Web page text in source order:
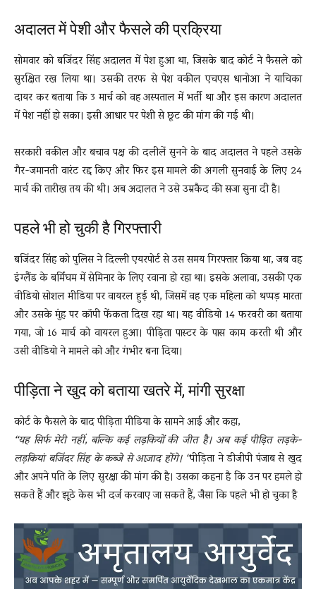
अदालत में पेशी और फैसले की प्रक्रिया
सोमवार को बजिंदर सिंह अदालत में पेश हुआ था, जिसके बाद कोर्ट ने फैसले को
सुरक्षित रख लिया था। उसकी तरफ से पेश वकील एचएस धानोआ ने याचिका
दायर कर बताया कि 3 मार्च को वह अस्पताल में भर्ती था और इस कारण अदालत
में पेश नहीं हो सका। इसी आधार पर पेशी से छूट की मांग की गई थी।
सरकारी वकील और बचाव पक्ष की दलीलें सुनने के बाद अदालत ने पहले उसके
गैर-जमानती वारंट रद्द किए और फिर इस मामले की अगली सुनवाई के लिए 24
मार्च की तारीख तय की थी। अब अदालत ने उसे उम्रकैद की सजा सुना दी है।
पहले भी हो चुकी है गिरफ्तारी
बजिंदर सिंह को पुलिस ने दिल्ली एयरपोर्ट से उस समय गिरफ्तार किया था, जब वह
इंग्लैंड के बर्मिंघम में सेमिनार के लिए रवाना हो रहा था। इसके अलावा, उसकी एक
वीडियो सोशल मीडिया पर वायरल हुई थी, जिसमें वह एक महिला को थप्पड़ मारता
और उसके मुंह पर कॉपी फेंकता दिख रहा था। यह वीडियो 14 फरवरी का बताया
गया, जो 16 मार्च को वायरल हुआ। पीड़िता पास्टर के पास काम करती थी और
उसी वीडियो ने मामले को और गंभीर बना दिया।
पीड़िता ने खुद को बताया खतरे में, मांगी सुरक्षा
कोर्ट के फैसले के बाद पीड़िता मीडिया के सामने आई और कहा,
“यह सिर्फ मेरी नहीं, बल्कि कई लड़कियों की जीत है। अब कई पीड़ित लड़के-
लड़कियां बजिंदर सिंह के कब्जे से आज़ाद होंगे। “पीड़िता ने डीजीपी पंजाब से खुद
और अपने पति के लिए सुरक्षा की मांग की है। उसका कहना है कि उन पर हमले हो
सकते हैं और झूठे केस भी दर्ज करवाए जा सकते हैं, जैसा कि पहले भी हो चुका है